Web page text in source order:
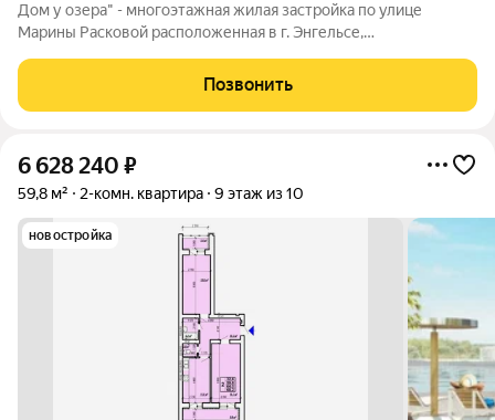
Дом у озера" - многоэтажная жилая застройка по улице
Марины Расковой расположенная в г. Энгельсе,
лаконичным фасадом, выдержанным в единой колористике.
Ещё одним несомненным достоинством жилого
Позвонить
6 628 240 ₽
59,8 м² 2-комн. квартира 9 этаж из 10
новостройка